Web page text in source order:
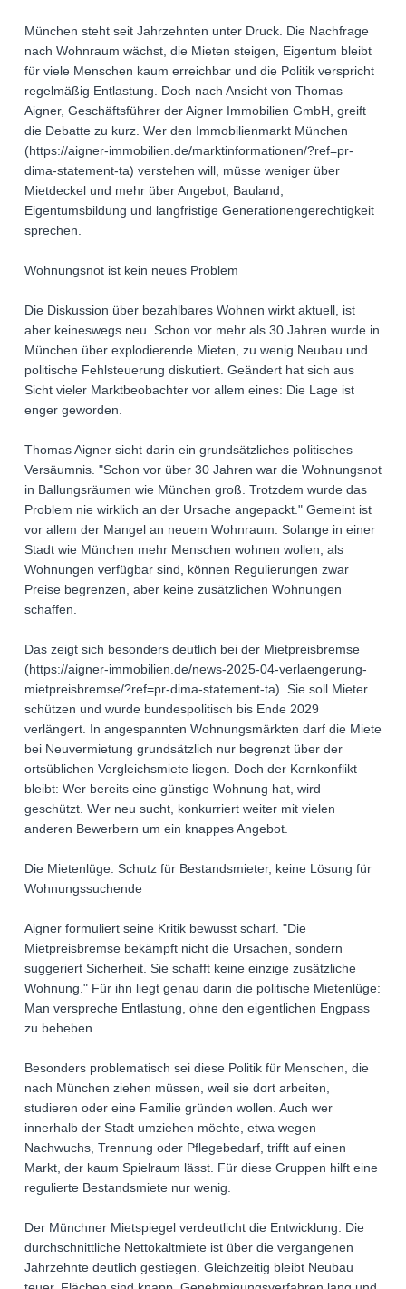
München steht seit Jahrzehnten unter Druck. Die Nachfrage
nach Wohnraum wächst, die Mieten steigen, Eigentum bleibt
für viele Menschen kaum erreichbar und die Politik verspricht
regelmäßig Entlastung. Doch nach Ansicht von Thomas
Aigner, Geschäftsführer der Aigner Immobilien GmbH, greift
die Debatte zu kurz. Wer den Immobilienmarkt München
(https://aigner-immobilien.de/marktinformationen/?ref=pr-
dima-statement-ta) verstehen will, müsse weniger über
Mietdeckel und mehr über Angebot, Bauland,
Eigentumsbildung und langfristige Generationengerechtigkeit
sprechen.
Wohnungsnot ist kein neues Problem
Die Diskussion über bezahlbares Wohnen wirkt aktuell, ist
aber keineswegs neu. Schon vor mehr als 30 Jahren wurde in
München über explodierende Mieten, zu wenig Neubau und
politische Fehlsteuerung diskutiert. Geändert hat sich aus
Sicht vieler Marktbeobachter vor allem eines: Die Lage ist
enger geworden.
Thomas Aigner sieht darin ein grundsätzliches politisches
Versäumnis. "Schon vor über 30 Jahren war die Wohnungsnot
in Ballungsräumen wie München groß. Trotzdem wurde das
Problem nie wirklich an der Ursache angepackt." Gemeint ist
vor allem der Mangel an neuem Wohnraum. Solange in einer
Stadt wie München mehr Menschen wohnen wollen, als
Wohnungen verfügbar sind, können Regulierungen zwar
Preise begrenzen, aber keine zusätzlichen Wohnungen
schaffen.
Das zeigt sich besonders deutlich bei der Mietpreisbremse
(https://aigner-immobilien.de/news-2025-04-verlaengerung-
mietpreisbremse/?ref=pr-dima-statement-ta). Sie soll Mieter
schützen und wurde bundespolitisch bis Ende 2029
verlängert. In angespannten Wohnungsmärkten darf die Miete
bei Neuvermietung grundsätzlich nur begrenzt über der
ortsüblichen Vergleichsmiete liegen. Doch der Kernkonflikt
bleibt: Wer bereits eine günstige Wohnung hat, wird
geschützt. Wer neu sucht, konkurriert weiter mit vielen
anderen Bewerbern um ein knappes Angebot.
Die Mietenlüge: Schutz für Bestandsmieter, keine Lösung für
Wohnungssuchende
Aigner formuliert seine Kritik bewusst scharf. "Die
Mietpreisbremse bekämpft nicht die Ursachen, sondern
suggeriert Sicherheit. Sie schafft keine einzige zusätzliche
Wohnung." Für ihn liegt genau darin die politische Mietenlüge:
Man verspreche Entlastung, ohne den eigentlichen Engpass
zu beheben.
Besonders problematisch sei diese Politik für Menschen, die
nach München ziehen müssen, weil sie dort arbeiten,
studieren oder eine Familie gründen wollen. Auch wer
innerhalb der Stadt umziehen möchte, etwa wegen
Nachwuchs, Trennung oder Pflegebedarf, trifft auf einen
Markt, der kaum Spielraum lässt. Für diese Gruppen hilft eine
regulierte Bestandsmiete nur wenig.
Der Münchner Mietspiegel verdeutlicht die Entwicklung. Die
durchschnittliche Nettokaltmiete ist über die vergangenen
Jahrzehnte deutlich gestiegen. Gleichzeitig bleibt Neubau